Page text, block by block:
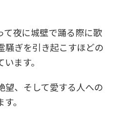
て夜に城壁で踊る際に歌
騒ぎを引き起こすほどの
ます。
望、そして愛する人への
。